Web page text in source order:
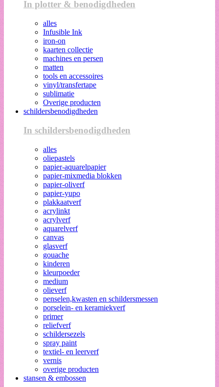
In plotter & benodigdheden
alles
Infusible Ink
iron-on
kaarten collectie
machines en persen
matten
tools en accessoires
vinyl/transfertape
sublimatie
Overige producten
schildersbenodigdheden
In schildersbenodigdheden
alles
oliepastels
papier-aquarelpapier
papier-mixmedia blokken
papier-oliverf
papier-yupo
plakkaatverf
acrylinkt
acrylverf
aquarelverf
canvas
glasverf
gouache
kinderen
kleurpoeder
medium
olieverf
penselen,kwasten en schildersmessen
porselein- en keramiekverf
primer
reliefverf
schildersezels
spray paint
textiel- en leerverf
vernis
overige producten
stansen & embossen